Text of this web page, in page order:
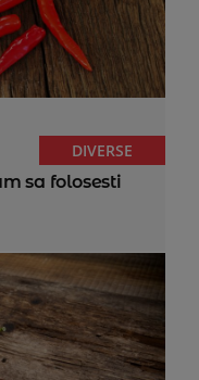
DIVERSE
sa folosesti